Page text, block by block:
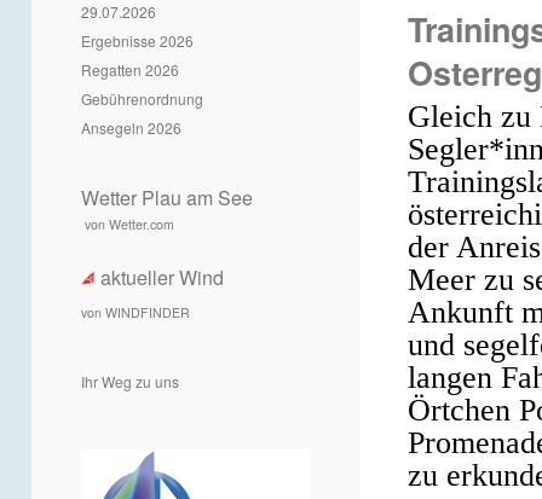
29.07.2026
Ergebnisse 2026
Regatten 2026
Gebührenordnung
Ansegeln 2026
Wetter Plau am See
von Wetter.com
aktueller Wind
von WINDFINDER
Ihr Weg zu uns
Gleich zu
der
Meer zu
Ankunft
und
langen
Örtchen
zu